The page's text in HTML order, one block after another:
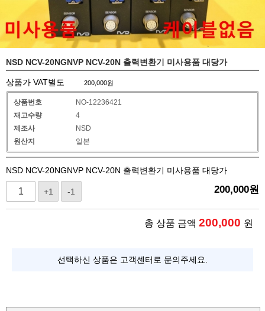
NSD NCV-20NGNVP NCV-20N 출력변환기 미사용품 대당가
상품가 VAT별도 200,000원
상품번호
NO-12236421
재고수량
4
제조사
NSD
원산지
일본
NSD NCV-20NGNVP NCV-20N 출력변환기 미사용품 대당가
+1 -1 200,000원
총 상품 금액 200,000 원
선택하신 상품은 고객센터로 문의주세요.